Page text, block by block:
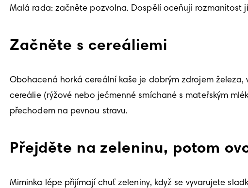
Malá rada: začněte pozvolna. Dospělí oceňují rozmanitost
Začněte s cereáliemi
Obohacená horká cereální kaše je dobrým zdrojem
cereálie (rýžové nebo ječmenné smíchané s mateřským
přechodem na pevnou stravu.
Přejděte na zeleninu, potom
Miminka lépe přijímají chuť zeleniny, když se vyvarujete